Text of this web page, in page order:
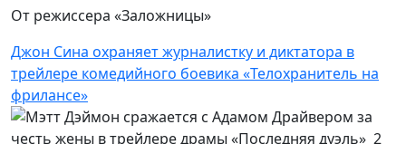
От режиссера «Заложницы»
Джон Сина охраняет журналистку и диктатора в
трейлере комедийного боевика «Телохранитель на
фрилансе»